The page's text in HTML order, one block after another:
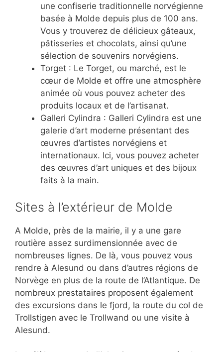
une confiserie traditionnelle norvégienne
basée à Molde depuis plus de 100 ans.
Vous y trouverez de délicieux gâteaux,
pâtisseries et chocolats, ainsi qu’une
sélection de souvenirs norvégiens.
Torget : Le Torget, ou marché, est le
cœur de Molde et offre une atmosphère
animée où vous pouvez acheter des
produits locaux et de l’artisanat.
Galleri Cylindra : Galleri Cylindra est une
galerie d’art moderne présentant des
œuvres d’artistes norvégiens et
internationaux. Ici, vous pouvez acheter
des œuvres d’art uniques et des bijoux
faits à la main.
Sites à l’extérieur de Molde
A Molde, près de la mairie, il y a une gare
routière assez surdimensionnée avec de
nombreuses lignes. De là, vous pouvez vous
rendre à Alesund ou dans d’autres régions de
Norvège en plus de la route de l’Atlantique. De
nombreux prestataires proposent également
des excursions dans le fjord, la route du col de
Trollstigen avec le Trollwand ou une visite à
Alesund.